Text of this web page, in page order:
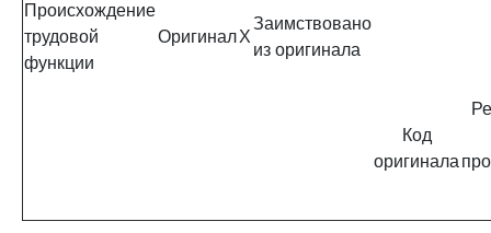
Происхождение
трудовой
функции
ОригиналX
Заимствовано
из оригинала
Код
оригинала